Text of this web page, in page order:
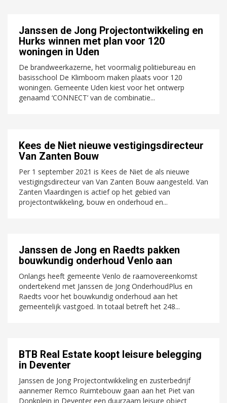
Janssen de Jong Projectontwikkeling en
Hurks winnen met plan voor 120
woningen in Uden
De brandweerkazerne, het voormalig politiebureau en
basisschool De Klimboom maken plaats voor 120
woningen. Gemeente Uden kiest voor het ontwerp
genaamd ‘CONNECT’ van de combinatie...
Kees de Niet nieuwe vestigingsdirecteur
Van Zanten Bouw
Per 1 september 2021 is Kees de Niet de als nieuwe
vestigingsdirecteur van Van Zanten Bouw aangesteld. Van
Zanten Vlaardingen is actief op het gebied van
projectontwikkeling, bouw en onderhoud en...
Janssen de Jong en Raedts pakken
bouwkundig onderhoud Venlo aan
Onlangs heeft gemeente Venlo de raamovereenkomst
ondertekend met Janssen de Jong OnderhoudPlus en
Raedts voor het bouwkundig onderhoud aan het
gemeentelijk vastgoed. In totaal betreft het 248...
BTB Real Estate koopt leisure belegging
in Deventer
Janssen de Jong Projectontwikkeling en zusterbedrijf
aannemer Remco Ruimtebouw gaan aan het Piet van
Donkplein in Deventer een duurzaam leisure object